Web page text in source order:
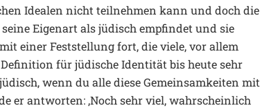
Idealen nicht teilnehmen kann und doch die
Eigenart als jüdisch empfindet und sie
einer Feststellung fort, die viele, vor allem
für jüdische Identität bis heute sehr
wenn du alle diese Gemeinsamkeiten mit
er antworten: ,Noch sehr viel, wahrscheinlich